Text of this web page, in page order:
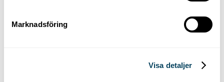
Marknadsföring
Visa detaljer
Miljöcertifieringar